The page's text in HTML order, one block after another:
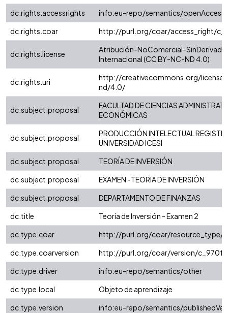
dc.rights.accessrights
info:eu-repo/semantics/openAccess
dc.rights.coar
http://purl.org/coar/access_right/
dc.rights.license
Atribución-NoComercial-
Internacional (CC BY-NC-ND 4.0)
dc.rights.uri
http://creativecommons.org/
nd/4.0/
dc.subject.proposal
FACULTAD DE CIENCIAS
ECONÓMICAS
dc.subject.proposal
PRODUCCIÓN INTELECTUAL
UNIVERSIDAD ICESI
dc.subject.proposal
TEORÍA DE INVERSIÓN
dc.subject.proposal
EXAMEN -TEORIA DE INVERSIÓN
dc.subject.proposal
DEPARTAMENTO DE FINANZAS
dc.title
Teoría de Inversión - Examen 2
dc.type.coar
http://purl.org/coar/resource_type/
dc.type.coarversion
http://purl.org/coar/version/
dc.type.driver
info:eu-repo/semantics/other
dc.type.local
Objeto de aprendizaje
dc.type.version
info:eu-repo/semantics/